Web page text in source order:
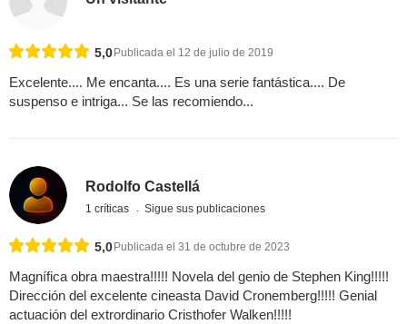
5,0Publicada el 12 de julio de 2019
Excelente.... Me encanta.... Es una serie fantástica.... De
suspenso e intriga... Se las recomiendo...
Rodolfo Castellá
1 críticas Sigue sus publicaciones
5,0Publicada el 31 de octubre de 2023
Magnífica obra maestra!!!!! Novela del genio de Stephen King!!!!!
Dirección del excelente cineasta David Cronemberg!!!!! Genial
actuación del extrordinario Cristhofer Walken!!!!!